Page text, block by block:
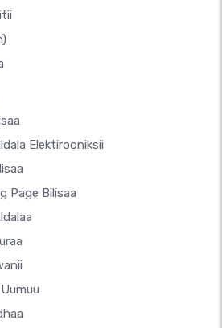
Elektirooniksii
Page Bilisaa